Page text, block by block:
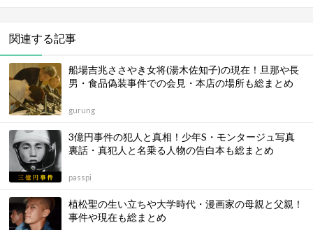
関連する記事
船場吉兆ささやき女将(湯木佐知子)の現在！旦那や長
男・食品偽装事件での会見・本店の場所も総まとめ
gurung
3億円事件の犯人と真相！少年S・モンタージュ写真
裏話・真犯人と名乗る人物の告白本も総まとめ
passpi
植松聖の生い立ちや大学時代・漫画家の母親と父親！
事件や現在も総まとめ